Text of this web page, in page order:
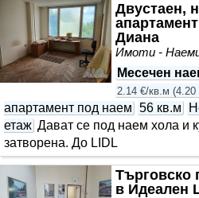
Двустаен,
Диана
Месечен
2.14 €/кв.м (4.20
апартамент под наем 56 кв.м
етаж Дават се под наем хола и
затворена. До LIDL
Търговско
в Идеален